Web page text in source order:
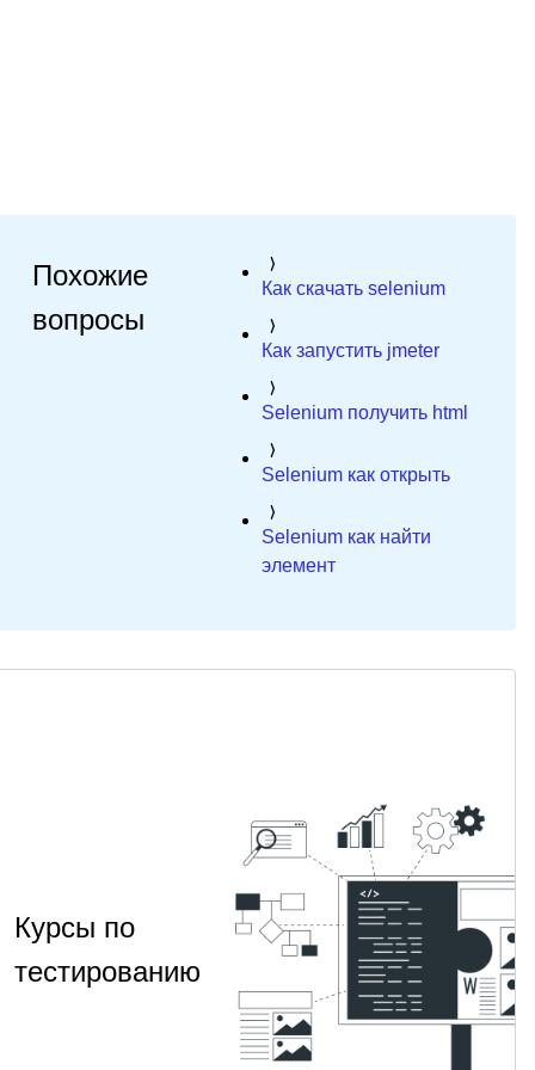
Похожие
вопросы
Как скачать selenium
Как запустить jmeter
Selenium получить html
Selenium как открыть
Selenium как найти
элемент
Курсы по
тестированию